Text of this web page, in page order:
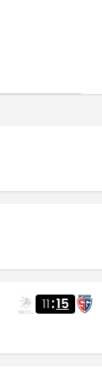
11 :15